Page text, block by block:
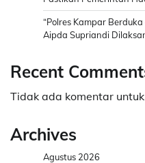
“Polres Kampar
Aipda Supriandi
Recent
Tidak ada komentar
Archives
Agustus 2026